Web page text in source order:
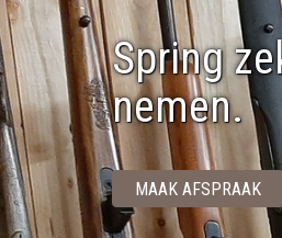
Spring
nemen.
MAAK AFSPRAAK